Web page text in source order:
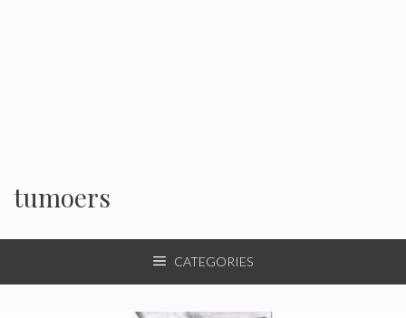
tumoers
CATEGORIES